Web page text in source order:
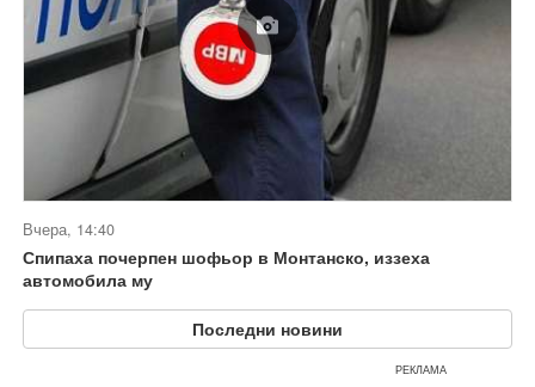
Вчера, 14:40
Спипаха почерпен шофьор в Монтанско, иззеха
автомобила му
Последни новини
РЕКЛАМА